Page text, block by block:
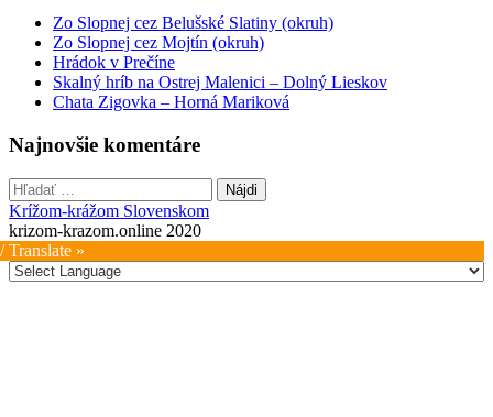
Zo Slopnej cez Belušské Slatiny (okruh)
Zo Slopnej cez Mojtín (okruh)
Hrádok v Prečíne
Skalný hríb na Ostrej Malenici – Dolný Lieskov
Chata Zigovka – Horná Mariková
Najnovšie komentáre
Hľadať:
Krížom-krážom Slovenskom
krizom-krazom.online 2020
Translate »